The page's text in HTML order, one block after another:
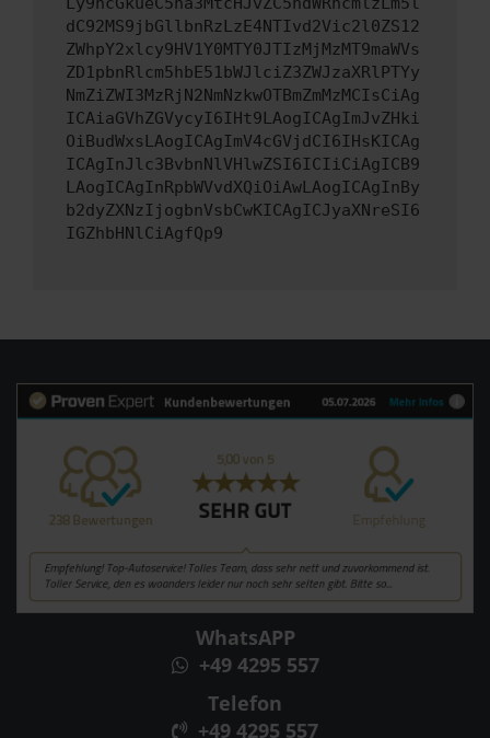
dC92MS9jbGllbnRzLzE4NTIvd2Vic2l0ZS12
ZWhpY2xlcy9HV1Y0MTY0JTIzMjMzMT9maWVs
ZD1pbnRlcm5hbE51bWJlciZ3ZWJzaXRlPTYy
NmZiZWI3MzRjN2NmNzkwOTBmZmMzMCIsCiAg
ICAiaGVhZGVycyI6IHt9LAogICAgImJvZHki
OiBudWxsLAogICAgImV4cGVjdCI6IHsKICAg
ICAgInJlc3BvbnNlVHlwZSI6ICIiCiAgICB9
LAogICAgInRpbWVvdXQiOiAwLAogICAgInBy
b2dyZXNzIjogbnVsbCwKICAgICJyaXNreSI6
IGZhbHNlCiAgfQp9
WhatsAPP
+49 4295 557
Telefon
+49 4295 557